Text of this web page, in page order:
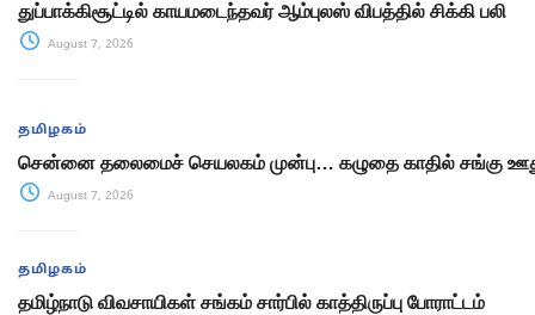
துப்பாக்கிசூட்டில் காயமடைந்தவர் ஆம்புலஸ் விபத்தில் சிக்கி பலி
August 7, 2026
தமிழகம்
சென்னை தலைமைச் செயலகம் முன்பு… கழுதை காதில் சங்கு
August 7, 2026
தமிழகம்
தமிழ்நாடு விவசாயிகள் சங்கம் சார்பில் காத்திருப்பு போராட்டம்